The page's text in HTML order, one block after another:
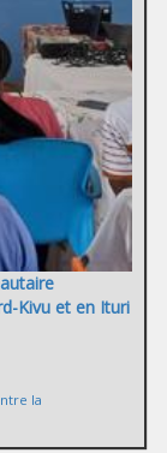
Kivu et en Ituri
la